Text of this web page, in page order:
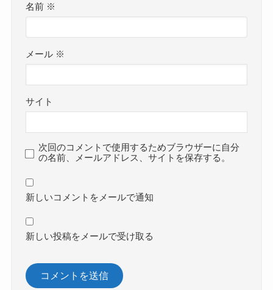
名前 ※
メール ※
サイト
次回のコメントで使用するためブラウザーに自分
の名前、メールアドレス、サイトを保存する。
新しいコメントをメールで通知
新しい投稿をメールで受け取る